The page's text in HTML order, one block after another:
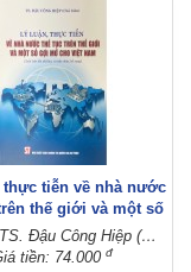
thực tiễn về nhà nước
thế giới và một số
cho Việt Nam (Xuất
thứ hai, có sửa chữa,
Tác giả: TS. Đậu Công Hiệp (Chủ biên)
tiền: 74.000 đ